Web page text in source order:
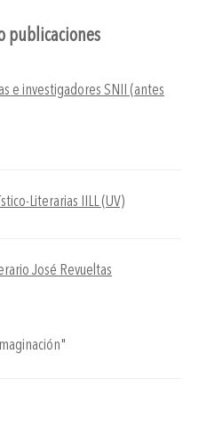
publicaciones
e investigadores SNII (antes
Literarias IILL (UV)
José Revueltas